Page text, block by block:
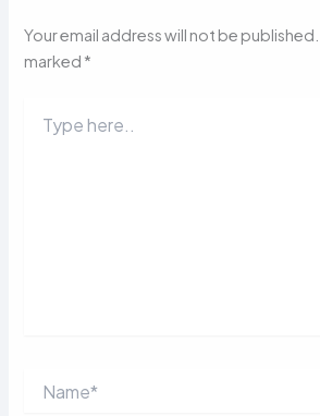
Your email address will not be published.
marked *
here..